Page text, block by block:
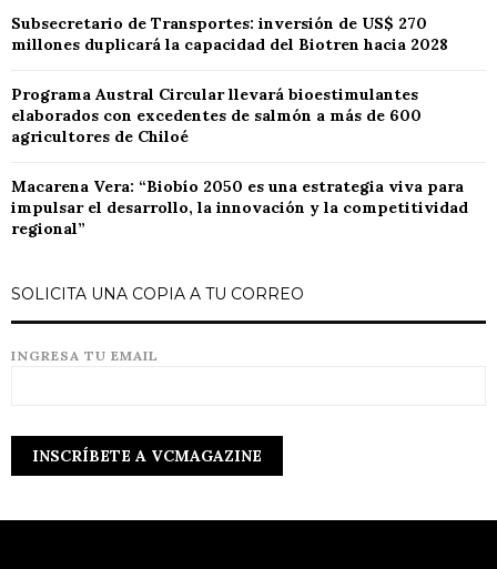
Subsecretario de Transportes: inversión de US$ 270
millones duplicará la capacidad del Biotren hacia 2028
Programa Austral Circular llevará bioestimulantes
elaborados con excedentes de salmón a más de 600
agricultores de Chiloé
Macarena Vera: “Biobío 2050 es una estrategia viva para
impulsar el desarrollo, la innovación y la competitividad
regional”
SOLICITA UNA COPIA A TU CORREO
INGRESA TU EMAIL